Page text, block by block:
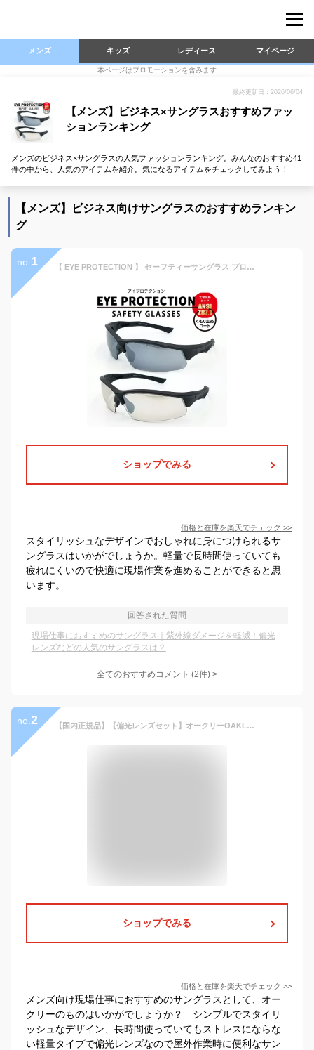
メンズ キッズ レディース マイページ
本ページはプロモーションを含みます
最終更新日：2026/06/04
【メンズ】ビジネス×サングラスおすすめファッ
ションランキング
メンズのビジネス×サングラスの人気ファッションランキング。みんなのおすすめ41
件の中から、人気のアイテムを紹介。気になるアイテムをチェックしてみよう！
【メンズ】ビジネス向けサングラスのおすすめランキン
グ
no. 1 【 EYE PROTECTION 】 セーフティーサングラス プロテクション メンズ レディース UVカット 自転車 アウトドア アジアンフィット 保護 メガネ ワーク 作業 安全対策 紫外線対策 花粉対策
ショップでみる
価格と在庫を楽天でチェック >>
スタイリッシュなデザインでおしゃれに身につけられるサ
ングラスはいかがでしょうか。軽量で長時間使っていても
疲れにくいので快適に現場作業を進めることができると思
います。
回答された質問
現場仕事におすすめのサングラス｜紫外線ダメージを軽減！偏光
レンズなどの人気のサングラスは？
全てのおすすめコメント (2件) >
no. 2 【国内正規品】【偏光レンズセット】オークリーOAKLEY 偏光 サングラス 【スクエア型】 クロスリンクゼロ OX8080-0758 58 サテンブラックリフレクティブ アジアンフィット CROSSLINK ZERO HALO BLACK COLLECTION メンズ レディース アイウェア ギフト プレゼント
ショップでみる
価格と在庫を楽天でチェック >>
メンズ向け現場仕事におすすめのサングラスとして、オー
クリーのものはいかがでしょうか？ シンプルでスタイリ
ッシュなデザイン、長時間使っていてもストレスにならな
い軽量タイプで偏光レンズなので屋外作業時に便利なサン